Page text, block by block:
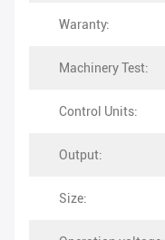
Waranty:
Machinery Test:
Control Units:
Output:
Size: